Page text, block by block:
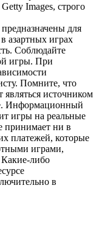
Images, строго
для
азартных играх
Соблюдайте
игры. При
Помните, что
являться источником
Информационный
игры на реальные
принимает ни в
платежей, которые
играми,
Какие-либо
в